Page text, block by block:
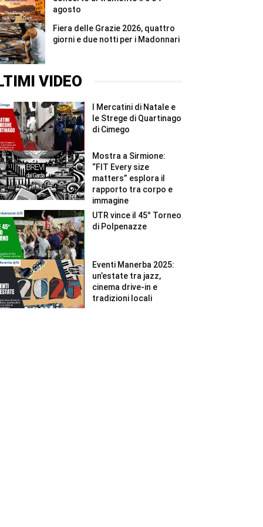
agosto
Fiera delle Grazie 2026, quattro
giorni e due notti per i Madonnari
VIDEO
I Mercatini di Natale e
le Strege di Quartinago
di Cimego
Mostra a Sirmione:
“FIT Every size
matters” esplora il
rapporto tra corpo e
immagine
UTR vince il 45° Torneo
di Polpenazze
Eventi Manerba 2025:
un’estate tra jazz,
cinema drive-in e
tradizioni locali